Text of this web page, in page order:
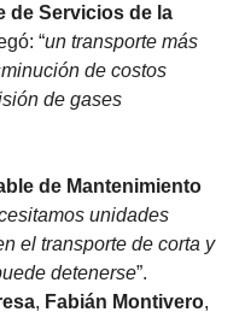
de Servicios de la
“un transporte más
de costos
de gases
de Mantenimiento
unidades
el transporte de corta y
detenerse”.
, Fabián Montivero,